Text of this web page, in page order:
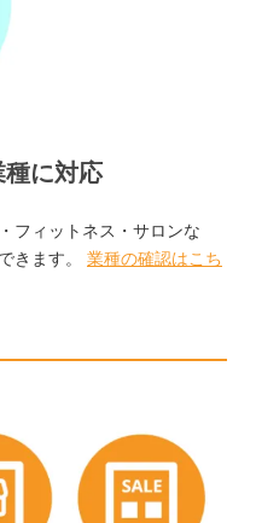
に対応
フィットネス・サロンな
きます。 業種の確認はこち